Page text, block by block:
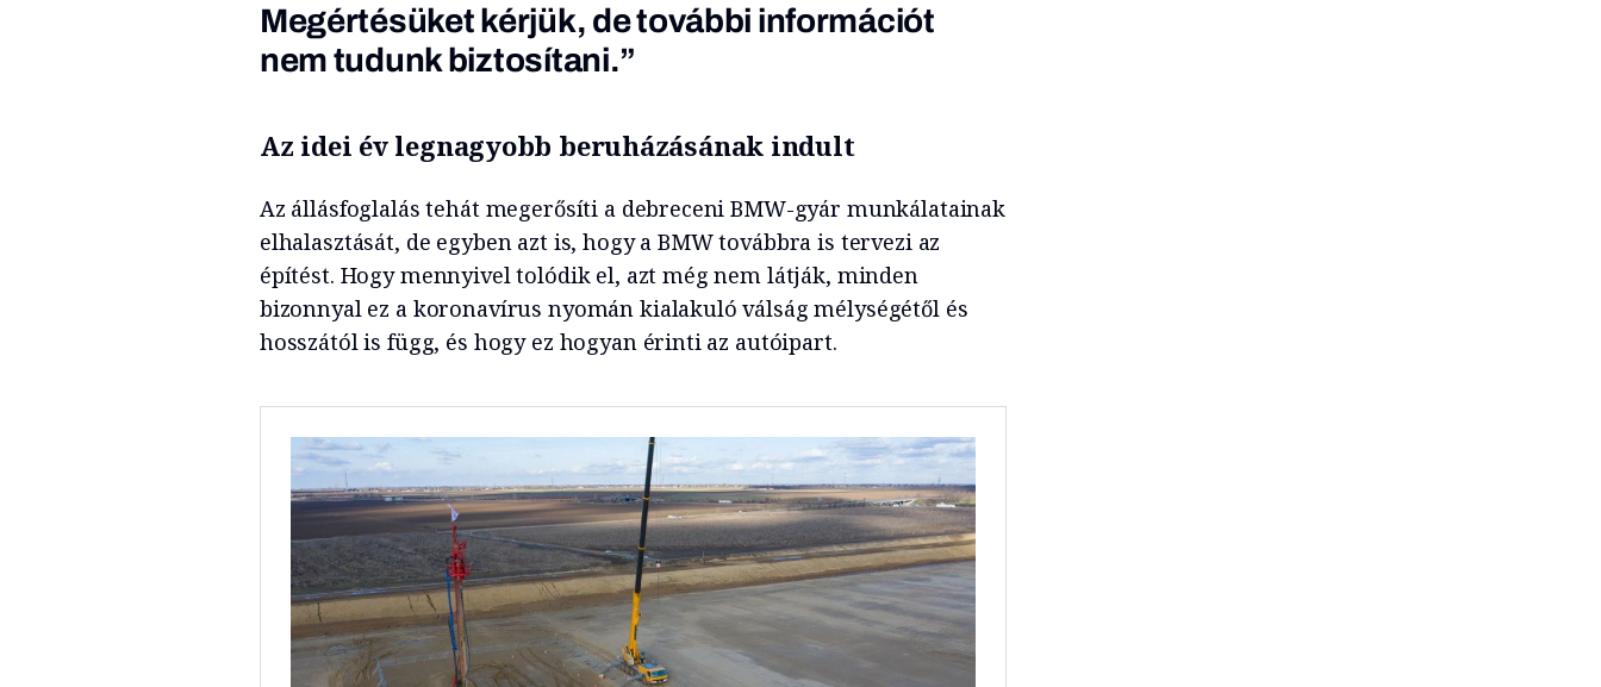
Megértésüket kérjük, de további információt
nem tudunk biztosítani.”
Az idei év legnagyobb beruházásának indult
Az állásfoglalás tehát megerősíti a debreceni BMW-gyár munkálatainak
elhalasztását, de egyben azt is, hogy a BMW továbbra is tervezi az
építést. Hogy mennyivel tolódik el, azt még nem látják, minden
bizonnyal ez a koronavírus nyomán kialakuló válság mélységétől és
hosszától is függ, és hogy ez hogyan érinti az autóipart.